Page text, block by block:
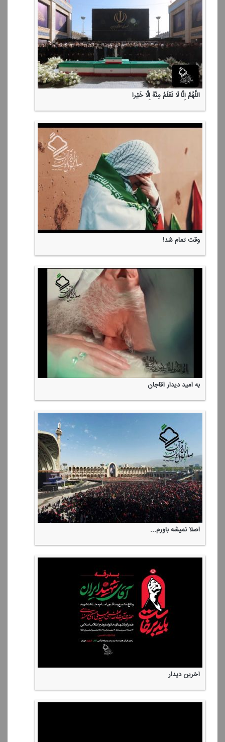
اللَّهُمَّ إِنَّا لَا نَعْلَمُ مِنْهُ إِلَّا خَیْرا
وقت تمام شد!
به امید دیدار آقاجان
اصلا نمیشه باورم...
آخرین دیدار